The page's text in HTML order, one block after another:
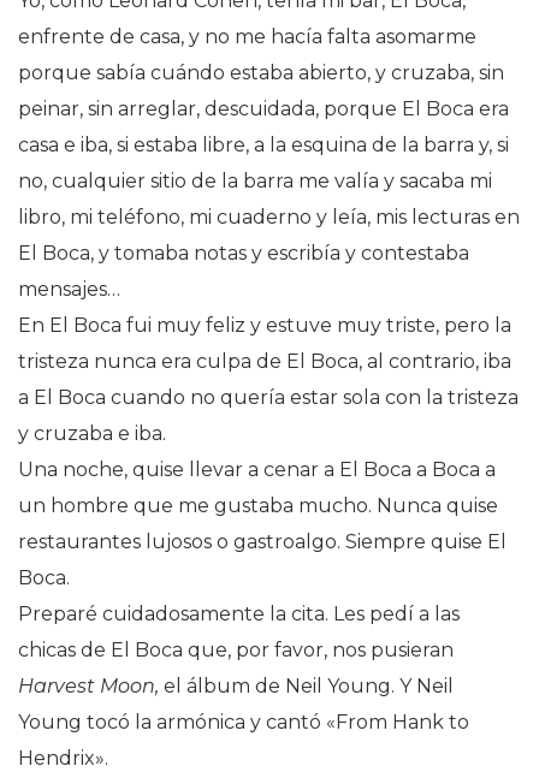
enfrente de casa, y no me hacía falta asomarme
porque sabía cuándo estaba abierto, y cruzaba, sin
peinar, sin arreglar, descuidada, porque El Boca era
casa e iba, si estaba libre, a la esquina de la barra y, si
no, cualquier sitio de la barra me valía y sacaba mi
libro, mi teléfono, mi cuaderno y leía, mis lecturas en
El Boca, y tomaba notas y escribía y contestaba
mensajes…
En El Boca fui muy feliz y estuve muy triste, pero la
tristeza nunca era culpa de El Boca, al contrario, iba
a El Boca cuando no quería estar sola con la tristeza
y cruzaba e iba.
Una noche, quise llevar a cenar a El Boca a Boca a
un hombre que me gustaba mucho. Nunca quise
restaurantes lujosos o gastroalgo. Siempre quise El
Boca.
Preparé cuidadosamente la cita. Les pedí a las
chicas de El Boca que, por favor, nos pusieran
Harvest Moon, el álbum de Neil Young. Y Neil
Young tocó la armónica y cantó «From Hank to
Hendrix».